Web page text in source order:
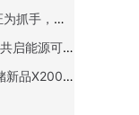
福建广吉达智能科技有限公司：以体系认证为抓手，构建ESG高质量发展新格局
SNEC 2026即将启幕 施耐德电气携手各界共启能源可持续未来
让计算不再等待数据 新华三发布AI原生存储新品X20000系列